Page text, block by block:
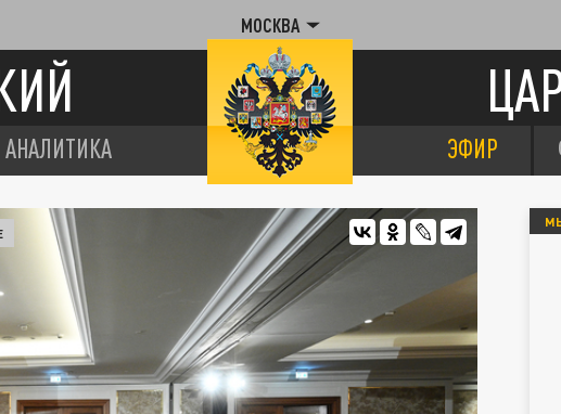
МОСКВА
АНАЛИТИКА ЭФИР